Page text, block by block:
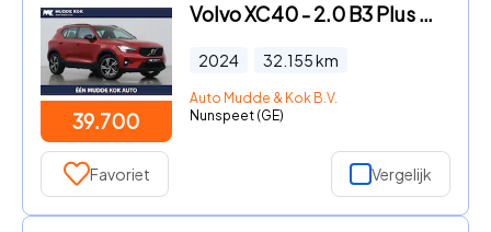
39.700
Volvo XC40 - 2.0 B3 Plus Dark | Harman/Kardon | Keyless | Camera | Stoel+
2024 32.155km
Auto Mudde & Kok B.V.
Nunspeet (GE)
Favoriet Vergelijk